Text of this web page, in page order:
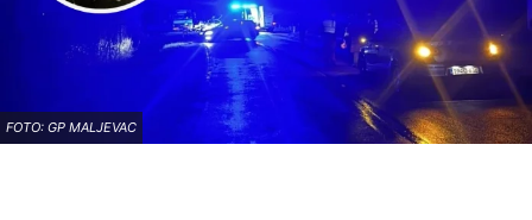
FOTO: GP MALJEVAC